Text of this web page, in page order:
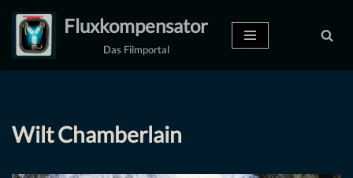
Zum
Inhalt
Fluxkompensator
Das Filmportal
Wilt Chamberlain